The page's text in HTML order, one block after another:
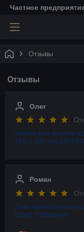
Частное
Отзывы
Отзывы
Олег
Уголок для защиты
155 х 145
Роман
Знак транспортного
(2шт), Германия